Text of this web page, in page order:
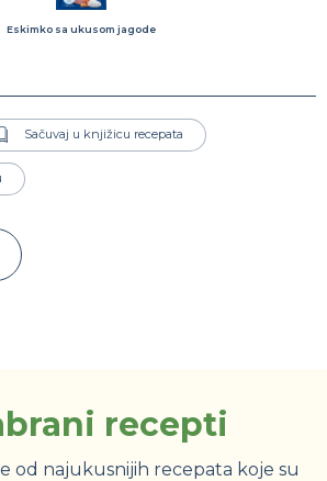
Eskimko sa ukusom jagode
Sačuvaj u knjižicu recepata
recepti
od najukusnijih recepata koje su